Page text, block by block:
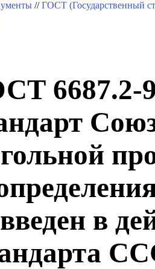
//ГОСТ (Государственный
6687.2-
в